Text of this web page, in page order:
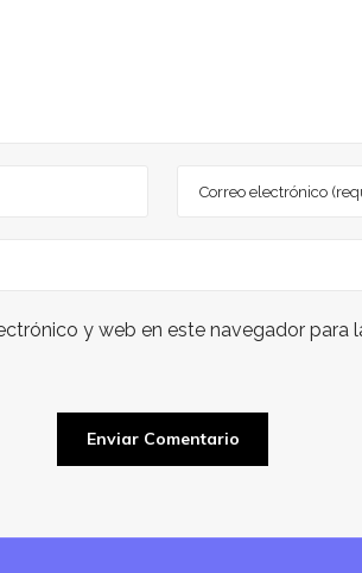
y web en este navegador para